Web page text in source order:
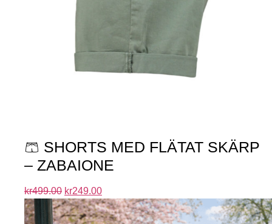
🩳 SHORTS MED FLÄTAT SKÄRP
– ZABAIONE
kr499.00 kr249.00